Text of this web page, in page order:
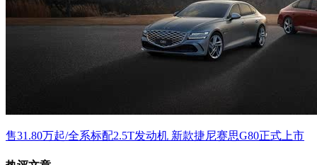
售31.80万起/全系标配2.5T发动机 新款捷尼赛思G80正式上市